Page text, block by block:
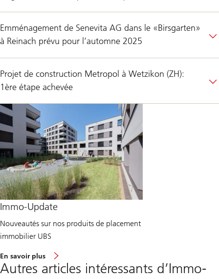
Emménagement de Senevita AG dans le «Birsgarten»
à Reinach prévu pour l’automne 2025
Projet de construction Metropol à Wetzikon (ZH):
1ère étape achevée
Immo-Update
Nouveautés sur nos produits de placement
immobilier UBS
En savoir plus
n
v
Autres articles intéressants d’Immo-